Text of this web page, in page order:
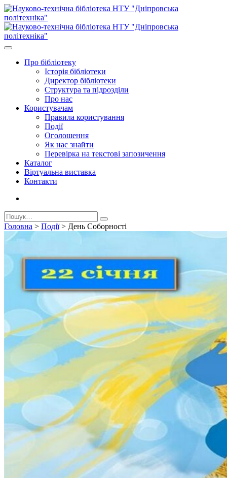
Про бiблiотеку
Історія бібліотеки
Директор бiблiотеки
Структура та підрозділи
Про нас
Користувачам
Правила користування
Події
Оголошення
Як нас знайти
Перевірка на текстові запозичення
Каталог
Віртуальна виставка
Контакти
Головна > Події> День Соборності